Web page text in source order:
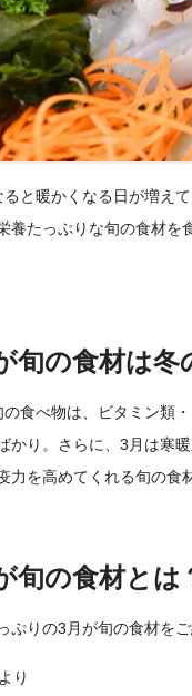
ると暖かくなる日が増え
養たっぷりな旬の食材を
旬の食材は冬
の食べ物は、ビタミン類
かり。さらに、3月は寒
力を高めてくれる旬の食
旬の食材とは
ぷりの3月が旬の食材をご
り